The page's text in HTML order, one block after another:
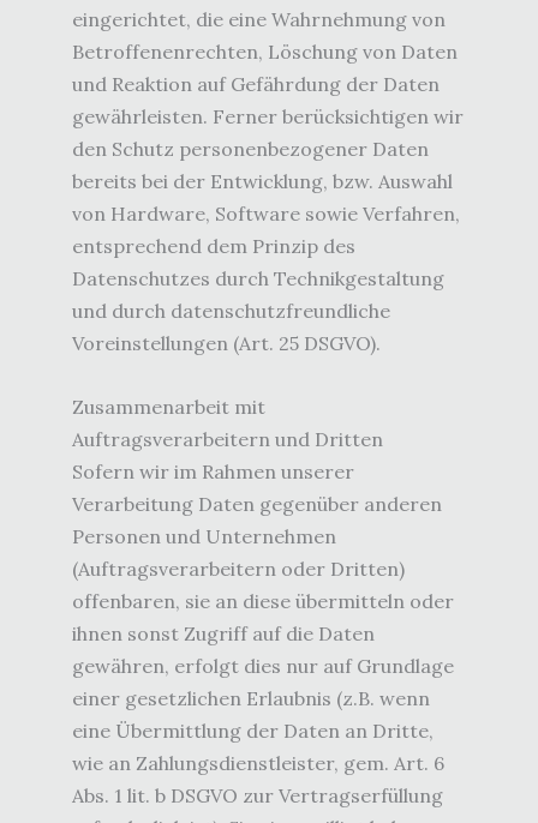
eingerichtet, die eine Wahrnehmung von
Betroffenenrechten, Löschung von Daten
und Reaktion auf Gefährdung der Daten
gewährleisten. Ferner berücksichtigen wir
den Schutz personenbezogener Daten
bereits bei der Entwicklung, bzw. Auswahl
von Hardware, Software sowie Verfahren,
entsprechend dem Prinzip des
Datenschutzes durch Technikgestaltung
und durch datenschutzfreundliche
Voreinstellungen (Art. 25 DSGVO).
Zusammenarbeit mit
Auftragsverarbeitern und Dritten
Sofern wir im Rahmen unserer
Verarbeitung Daten gegenüber anderen
Personen und Unternehmen
(Auftragsverarbeitern oder Dritten)
offenbaren, sie an diese übermitteln oder
ihnen sonst Zugriff auf die Daten
gewähren, erfolgt dies nur auf Grundlage
einer gesetzlichen Erlaubnis (z.B. wenn
eine Übermittlung der Daten an Dritte,
wie an Zahlungsdienstleister, gem. Art. 6
Abs. 1 lit. b DSGVO zur Vertragserfüllung